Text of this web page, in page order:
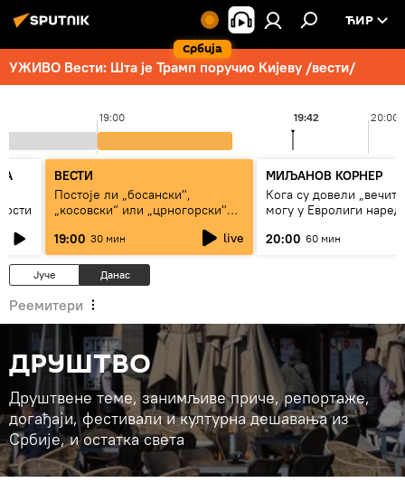
Србија
ЋИР
УЖИВО Вести: Шта је Трамп поручио Кијеву /вести/
19:00 20:00
19:42
ВЕСТИ
Постоје ли „босански",
„косовски“ или „црногорски"
19:00 30 мин live
МИЉАНОВ КОРНЕР
Кога су довели
могу у Евролиги
20:00 60 мин
Јуче Данас
Реемитери
ДРУШТВО
Друштвене теме, занимљиве приче, репортаже,
догађаји, фестивали и културна дешавања из
Србије, и остатка света